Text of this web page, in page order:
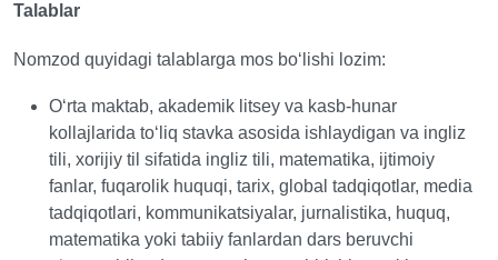
Talablar
Nomzod quyidagi talablarga mos boʻlishi lozim:
Oʻrta maktab, akademik litsey va kasb-hunar
kollajlarida toʻliq stavka asosida ishlaydigan va ingliz
tili, xorijiy til sifatida ingliz tili, matematika, ijtimoiy
fanlar, fuqarolik huquqi, tarix, global tadqiqotlar, media
tadqiqotlari, kommunikatsiyalar, jurnalistika, huquq,
matematika yoki tabiiy fanlardan dars beruvchi